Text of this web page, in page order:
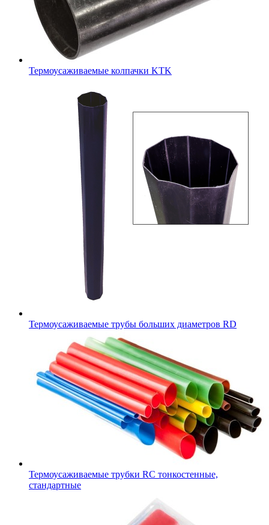
Термоусаживаемые колпачки KTK
Термоусаживаемые трубы больших диаметров RD
Термоусаживаемые трубки RC тонкостенные,
стандартные